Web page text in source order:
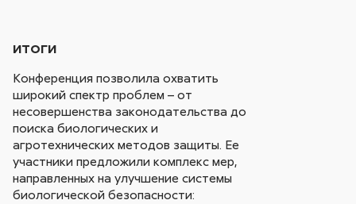
ИТОГИ
Конференция позволила охватить
широкий спектр проблем – от
несовершенства законодательства до
поиска биологических и
агротехнических методов защиты. Ее
участники предложили комплекс мер,
направленных на улучшение системы
биологической безопасности: